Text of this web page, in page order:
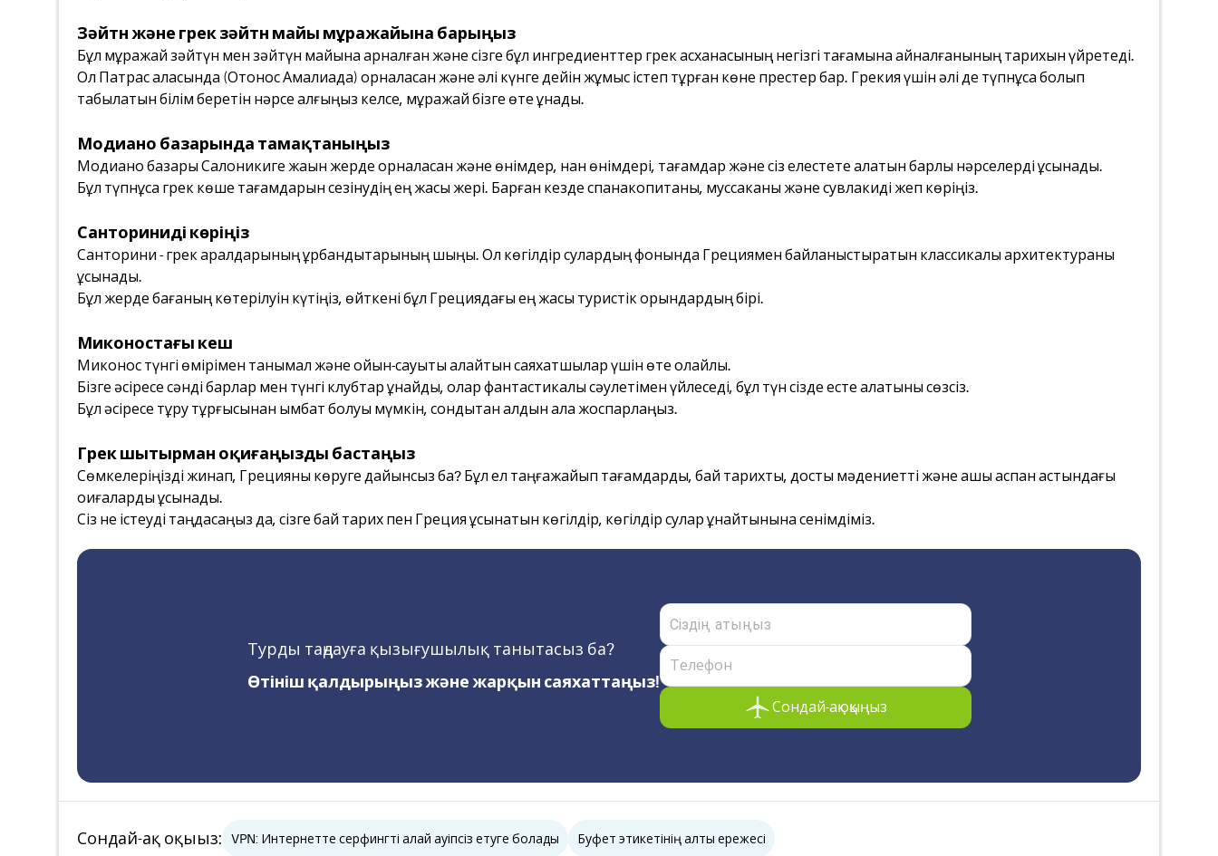
Зәйтүн және грек зәйтүн майы мұражайына барыңыз
Бұл мұражай зәйтүн мен зәйтүн майына арналған және сізге бұл ингредиенттер грек асханасының негізгі тағамына айналғанының тарихын үйретеді.
Ол Патрас қаласында (Отонос Амалиада) орналасқан және әлі күнге дейін жұмыс істеп тұрған көне престер бар. Грекия үшін әлі де түпнұсқа болып
табылатын білім беретін нәрсе алғыңыз келсе, мұражай бізге өте ұнады.
Модиано базарында тамақтаныңыз
Модиано базары Салоникиге жақын жерде орналасқан және өнімдер, нан өнімдері, тағамдар және сіз елестете алатын барлық нәрселерді ұсынады.
Бұл түпнұсқа грек көше тағамдарын сезінудің ең жақсы жері. Барған кезде спанакопитаны, муссаканы және сувлакиді жеп көріңіз.
Санториниді көріңіз
Санторини - грек аралдарының құрбандықтарының шыңы. Ол көгілдір сулардың фонында Грециямен байланыстыратын классикалық архитектураны
ұсынады.
Бұл жерде бағаның көтерілуін күтіңіз, өйткені бұл Грециядағы ең жақсы туристік орындардың бірі.
Миконостағы кеш
Миконос түнгі өмірімен танымал және ойын-сауықты қалайтын саяхатшылар үшін өте қолайлы.
Бізге әсіресе сәнді барлар мен түнгі клубтар ұнайды, олар фантастикалық сәулетімен үйлеседі, бұл түн сізде есте қалатыны сөзсіз.
Бұл әсіресе тұру тұрғысынан қымбат болуы мүмкін, сондықтан алдын ала жоспарлаңыз.
Грек шытырман оқиғаңызды бастаңыз
Сөмкелеріңізді жинап, Грецияны көруге дайынсыз ба? Бұл ел таңғажайып тағамдарды, бай тарихты, достық мәдениетті және ашық аспан астындағы
оқиғаларды ұсынады.
Сіз не істеуді таңдасаңыз да, сізге бай тарих пен Греция ұсынатын көгілдір, көгілдір сулар ұнайтынына сенімдіміз.
Турды таңдауға қызығушылық танытасыз ба?
Өтініш қалдырыңыз және жарқын саяхаттаңыз!
Сондай-ақ оқыңыз
Сондай-ақ оқыңыз: VPN: Интернетте серфингті қалай қауіпсіз етуге болады Буфет этикетінің алты ережесі